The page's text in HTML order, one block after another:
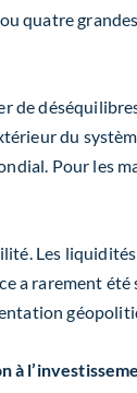
quatre
de
du
Pour les
Les
a rarement
à